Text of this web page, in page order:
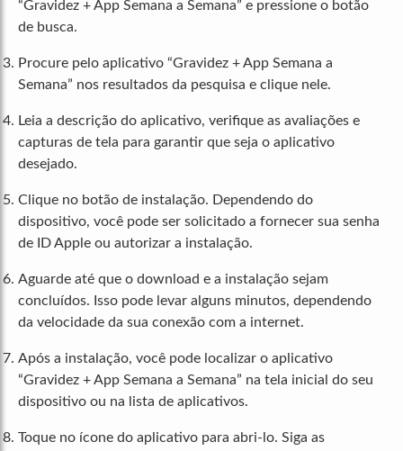
“Gravidez + App Semana a Semana” e pressione o botão
de busca.
Procure pelo aplicativo “Gravidez + App Semana a
Semana” nos resultados da pesquisa e clique nele.
Leia a descrição do aplicativo, verifique as avaliações e
capturas de tela para garantir que seja o aplicativo
desejado.
Clique no botão de instalação. Dependendo do
dispositivo, você pode ser solicitado a fornecer sua senha
de ID Apple ou autorizar a instalação.
Aguarde até que o download e a instalação sejam
concluídos. Isso pode levar alguns minutos, dependendo
da velocidade da sua conexão com a internet.
Após a instalação, você pode localizar o aplicativo
“Gravidez + App Semana a Semana” na tela inicial do seu
dispositivo ou na lista de aplicativos.
Toque no ícone do aplicativo para abri-lo. Siga as